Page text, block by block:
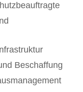
Beschaffung